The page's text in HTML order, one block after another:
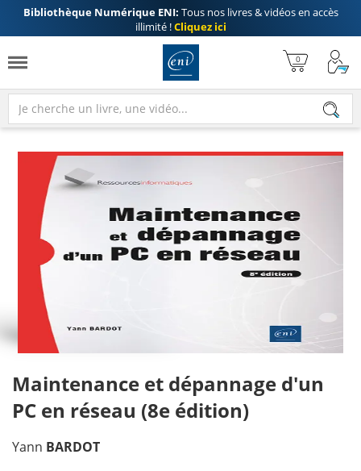
Bibliothèque Numérique ENI: Tous nos livres & vidéos en accès
illimité !Cliquez ici
Maintenance et dépannage d'un
PC en réseau (8e édition)
Yann BARDOT